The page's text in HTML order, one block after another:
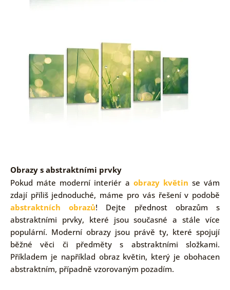
Obrazy s abstraktními prvky
Pokud máte moderní interiér a obrazy květin se vám
zdají příliš jednoduché, máme pro vás řešení v podobě
abstraktních obrazů! Dejte přednost obrazům s
abstraktními prvky, které jsou současné a stále více
populární. Moderní obrazy jsou právě ty, které spojují
běžné věci či předměty s abstraktními složkami.
Příkladem je například obraz květin, který je obohacen
abstraktním, případně vzorovaným pozadím.